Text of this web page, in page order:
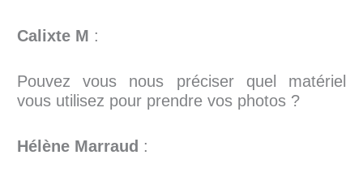
Calixte M :
Pouvez vous nous préciser quel matériel
vous utilisez pour prendre vos photos ?
Hélène Marraud :